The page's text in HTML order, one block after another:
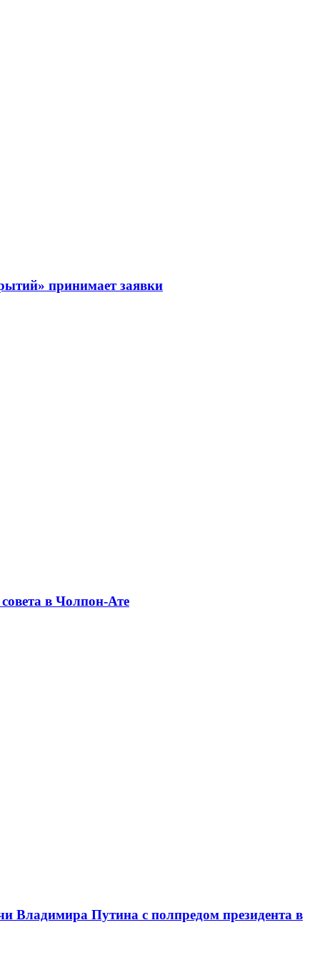
принимает заявки
в Чолпон-Ате
Владимира Путина с полпредом президента в